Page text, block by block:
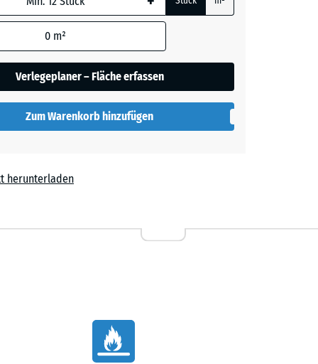
+ 0,60 €
0 m²
Verlegeplaner – Fläche erfassen
Zum Warenkorb hinzufügen
herunterladen